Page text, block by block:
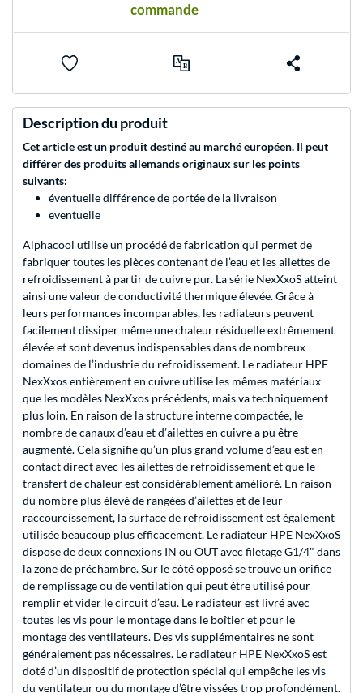
commande
Description du produit
Cet article est un produit destiné au marché européen. Il peut
différer des produits allemands originaux sur les points
suivants:
éventuelle différence de portée de la livraison
eventuelle
Alphacool utilise un procédé de fabrication qui permet de
fabriquer toutes les pièces contenant de l’eau et les ailettes de
refroidissement à partir de cuivre pur. La série NexXxoS atteint
ainsi une valeur de conductivité thermique élevée. Grâce à
leurs performances incomparables, les radiateurs peuvent
facilement dissiper même une chaleur résiduelle extrêmement
élevée et sont devenus indispensables dans de nombreux
domaines de l’industrie du refroidissement. Le radiateur HPE
NexXxos entièrement en cuivre utilise les mêmes matériaux
que les modèles NexXxos précédents, mais va techniquement
plus loin. En raison de la structure interne compactée, le
nombre de canaux d’eau et d’ailettes en cuivre a pu être
augmenté. Cela signifie qu’un plus grand volume d’eau est en
contact direct avec les ailettes de refroidissement et que le
transfert de chaleur est considérablement amélioré. En raison
du nombre plus élevé de rangées d’ailettes et de leur
raccourcissement, la surface de refroidissement est également
utilisée beaucoup plus efficacement. Le radiateur HPE NexXxoS
dispose de deux connexions IN ou OUT avec filetage G1/4" dans
la zone de préchambre. Sur le côté opposé se trouve un orifice
de remplissage ou de ventilation qui peut être utilisé pour
remplir et vider le circuit d’eau. Le radiateur est livré avec
toutes les vis pour le montage dans le boîtier et pour le
montage des ventilateurs. Des vis supplémentaires ne sont
généralement pas nécessaires. Le radiateur HPE NexXxoS est
doté d’un dispositif de protection spécial qui empêche les vis
du ventilateur ou du montage d’être vissées trop profondément.